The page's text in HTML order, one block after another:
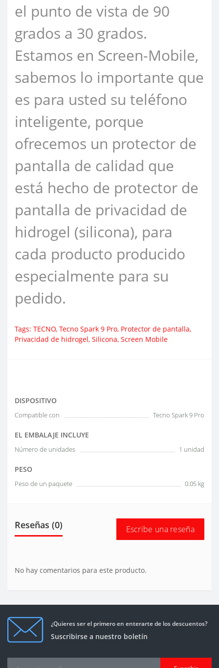
el punto de vista de 90
grados a 30 grados.
Estamos en Screen-Mobile,
sabemos lo importante que
es para usted su teléfono
inteligente, porque
ofrecemos un protector de
pantalla de calidad que
está hecho de protector de
pantalla de privacidad de
hidrogel (silicona), para
cada producto producido
especialmente para su
pedido.
Tags: TECNO, Tecno Spark 9 Pro, Protector de pantalla,
Privacidad de hidrogel, Silicona, Screen Mobile
DISPOSITIVO
Compatible con Tecno Spark 9 Pro
EL EMBALAJE INCLUYE
Número de unidades 1 unidad
PESO
Peso de un paquete 0.05 kg
Reseñas (0) Escribe una reseña
No hay comentarios para este producto.
¿Quieres ser el primero en enterarte de los descuentos?
Suscribirse a nuestro boletín